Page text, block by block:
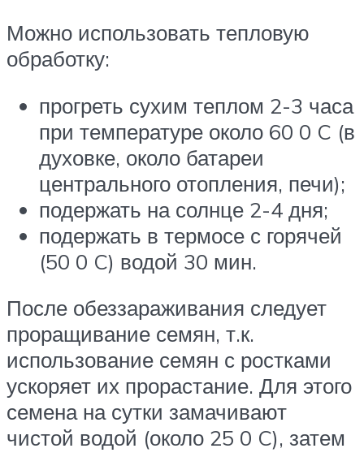
Можно использовать тепловую
обработку:
прогреть сухим теплом 2-3 часа
при температуре около 60 0 C (в
духовке, около батареи
центрального отопления, печи);
подержать на солнце 2-4 дня;
подержать в термосе с горячей
(50 0 C) водой 30 мин.
После обеззараживания следует
проращивание семян, т.к.
использование семян с ростками
ускоряет их прорастание. Для этого
семена на сутки замачивают
чистой водой (около 25 0 C), затем